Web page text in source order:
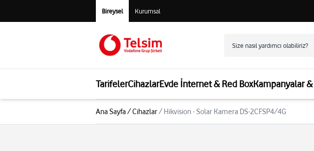
Bireysel Kurumsal
TarifelerCihazlarEvde İnternet & Red BoxKampanyalar
Ana Sayfa/Cihazlar/ Hikvision - Solar Kamera DS-2CFSP4/4G